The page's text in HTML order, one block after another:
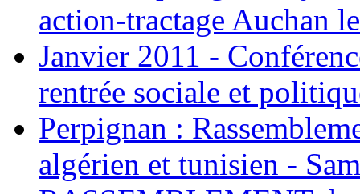
action-tractage Auchan
Janvier 2011 -
rentrée sociale et
Perpignan :
algérien et tunisien -